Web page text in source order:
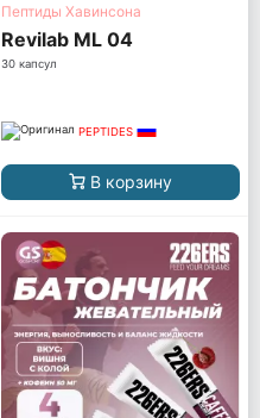
Пептиды Хавинсона
Revilab ML 04
30 капсул
PEPTIDES
В корзину